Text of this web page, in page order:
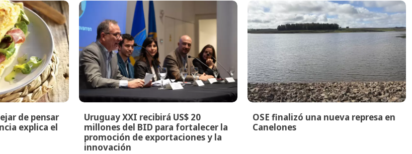
de pensar
explica el
Uruguay XXI recibirá US$ 20
millones del BID para fortalecer la
promoción de exportaciones y la
innovación
OSE finalizó una nueva represa en
Canelones